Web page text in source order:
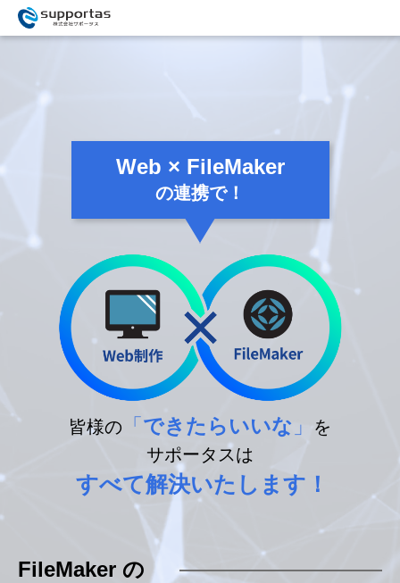
Web × FileMaker
の連携で！
皆様の 「 できたらいいな 」
を
サポータスは
すべて解決いたします！
FileMaker の